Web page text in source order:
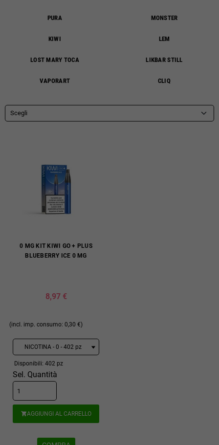
PURA MONSTER
KIWI LEM
LOST MARY TOCA LIKBAR STILL
VAPORART CLIQ
Scegli
0 MG KIT KIWI GO + PLUS
BLUEBERRY ICE 0 MG
8,97 €
(incl. imp. consumo: 0,30 €)
Disponibili: 402 pz
Sel. Quantità
AGGIUNGI AL CARRELLO